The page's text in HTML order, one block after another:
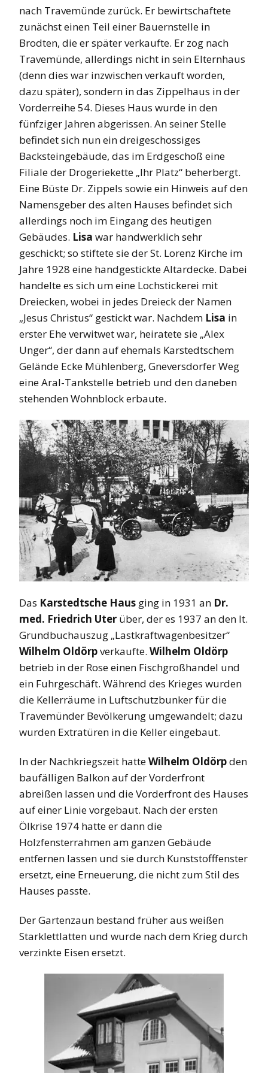
nach Travemünde zurück. Er bewirtschaftete
zunächst einen Teil einer Bauernstelle in
Brodten, die er später verkaufte. Er zog nach
Travemünde, allerdings nicht in sein Elternhaus
(denn dies war inzwischen verkauft worden,
dazu später), sondern in das Zippelhaus in der
Vorderreihe 54. Dieses Haus wurde in den
fünfziger Jahren abgerissen. An seiner Stelle
befindet sich nun ein dreigeschossiges
Backsteingebäude, das im Erdgeschoß eine
Filiale der Drogeriekette „Ihr Platz“ beherbergt.
Eine Büste Dr. Zippels sowie ein Hinweis auf den
Namensgeber des alten Hauses befindet sich
allerdings noch im Eingang des heutigen
Gebäudes. Lisa war handwerklich sehr
geschickt; so stiftete sie der St. Lorenz Kirche im
Jahre 1928 eine handgestickte Altardecke. Dabei
handelte es sich um eine Lochstickerei mit
Dreiecken, wobei in jedes Dreieck der Namen
„Jesus Christus“ gestickt war. Nachdem Lisa in
erster Ehe verwitwet war, heiratete sie „Alex
Unger“, der dann auf ehemals Karstedtschem
Gelände Ecke Mühlenberg, Gneversdorfer Weg
eine Aral-Tankstelle betrieb und den daneben
stehenden Wohnblock erbaute.
Das Karstedtsche Haus ging in 1931 an Dr.
med. Friedrich Uter über, der es 1937 an den lt.
Grundbuchauszug „Lastkraftwagenbesitzer“
Wilhelm Oldörpverkaufte. Wilhelm Oldörp
betrieb in der Rose einen Fischgroßhandel und
ein Fuhrgeschäft. Während des Krieges wurden
die Kellerräume in Luftschutzbunker für die
Travemünder Bevölkerung umgewandelt; dazu
wurden Extratüren in die Keller eingebaut.
In der Nachkriegszeit hatteWilhelm Oldörpden
baufälligen Balkon auf der Vorderfront
abreißen lassen und die Vorderfront des Hauses
auf einer Linie vorgebaut. Nach der ersten
Ölkrise 1974 hatte er dann die
Holzfensterrahmen am ganzen Gebäude
entfernen lassen und sie durch Kunststofffenster
ersetzt, eine Erneuerung, die nicht zum Stil des
Hauses passte.
Der Gartenzaun bestand früher aus weißen
Starklettlatten und wurde nach dem Krieg durch
verzinkte Eisen ersetzt.